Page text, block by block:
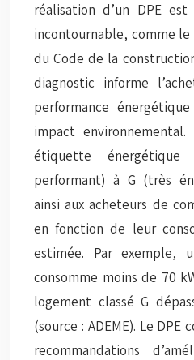
réalisation d’un DPE
incontournable, comme le
du Code de la
diagnostic informe
performance
impact
étiquette
performant) à G (très
ainsi aux acheteurs de
en fonction de leur
estimée. Par exemple,
consomme moins de 70
logement classé G
(source : ADEME). Le
recommandations